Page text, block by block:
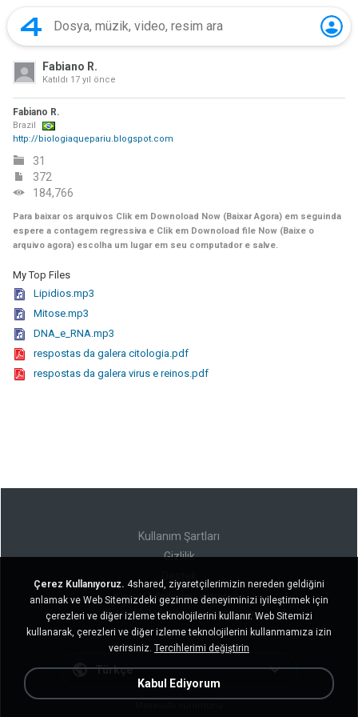
Fabiano R.
Katıldı 17 yıl önce
Fabiano R.
Brazil
http://biologiaquepariu.blogspot.com
31
372
184,766
Para baixar os arquivos Clik em Downoload Now (Baixar Agora) em seguinda
espere a contagem regressiva e Clik em Downoload file Now (Baixe o
arquivo agora) escolha um lugar em seu computador e salve.
My Top Files
Lipidios.mp3
Mitose.mp3
DNA_e_RNA.mp3
respostas da galera citologia.pdf
respostas da galera virus e reinos.pdf
Kullanım Şartları
Gizlilik
Kişisel bilgilerimi satmayın
Kişisel bilgilerimi paylaşmayın
Türkçe
Çerez Kullanıyoruz. 4shared, ziyaretçilerimizin nereden geldiğini
anlamak ve Web Sitemizdeki gezinme deneyiminizi iyileştirmek için
çerezleri ve diğer izleme teknolojilerini kullanır. Web Sitemizi
kullanarak, çerezleri ve diğer izleme teknolojilerini kullanmamıza izin
verirsiniz. Tercihlerimi değiştirin
Kabul Ediyorum